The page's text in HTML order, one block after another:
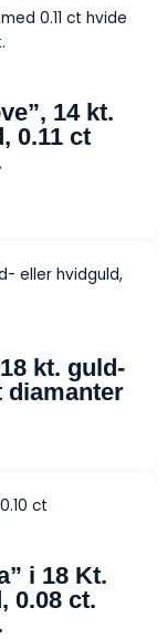
14 kt.
0.11 ct
kt. guld-
diamanter
i 18 Kt.
0.08 ct.